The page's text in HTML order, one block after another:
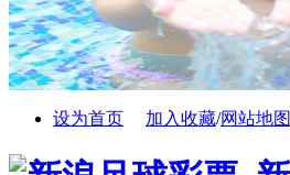
设为首页 加入收藏/网站地图